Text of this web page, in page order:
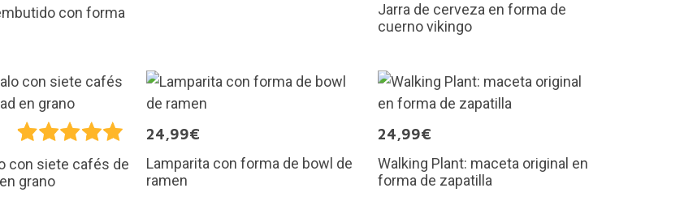
con forma
Jarra de cerveza en forma de
cuerno vikingo
con siete cafés de
grano
24,99€
Lamparita con forma de bowl de
ramen
24,99€
Walking Plant: maceta original en
forma de zapatilla